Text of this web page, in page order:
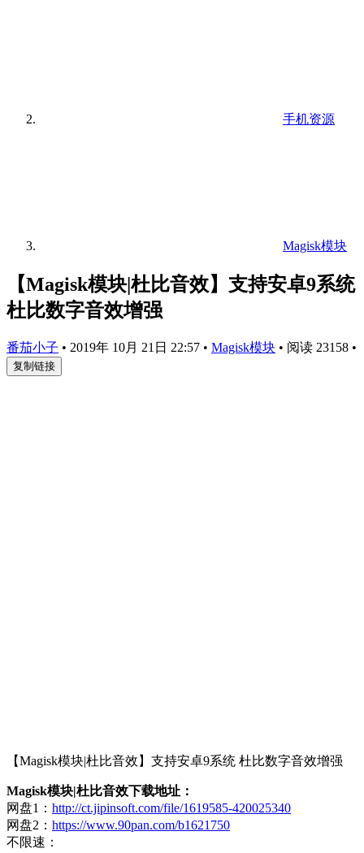
手机资源
Magisk模块
【Magisk模块|杜比音效】支持安卓9系统
杜比数字音效增强
番茄小子 • 2019年 10月 21日 22:57 • Magisk模块 • 阅读 23158 •
复制链接
【Magisk模块|杜比音效】支持安卓9系统 杜比数字音效增强
Magisk模块|杜比音效下载地址：
网盘1： http://ct.jipinsoft.com/file/1619585-420025340
网盘2： https://www.90pan.com/b1621750
不限速：